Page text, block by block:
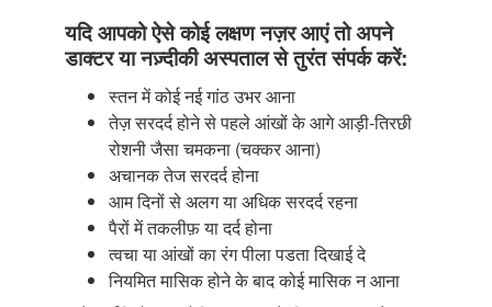
यदि आपको ऐसे कोई लक्षण नज़र आएं तो अपने
डाक्टर या नज़्दीकी अस्पताल से तुरंत संपर्क करें:
स्तन में कोई नई गांठ उभर आना
तेज़ सरदर्द होने से पहले आंखों के आगे आड़ी-तिरछी
रोशनी जैसा चमकना (चक्कर आना)
अचानक तेज सरदर्द होना
आम दिनों से अलग या अधिक सरदर्द रहना
पैरों में तकलीफ़ या दर्द होना
त्वचा या आंखों का रंग पीला पडता दिखाई दे
नियमित मासिक होने के बाद कोई मासिक न आना